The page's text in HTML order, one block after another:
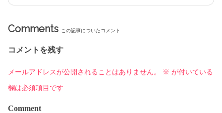
Comments この記事についたコメント
コメントを残す
メールアドレスが公開されることはありません。 ※ が付いている
欄は必須項目です
Comment